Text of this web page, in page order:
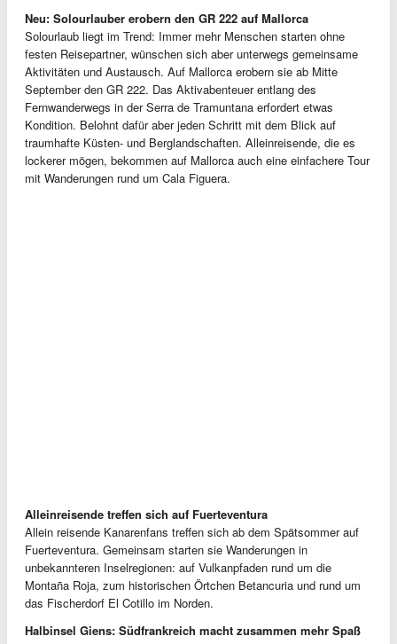
Neu: Solourlauber erobern den GR 222 auf Mallorca
Solourlaub liegt im Trend: Immer mehr Menschen starten ohne
festen Reisepartner, wünschen sich aber unterwegs gemeinsame
Aktivitäten und Austausch. Auf Mallorca erobern sie ab Mitte
September den GR 222. Das Aktivabenteuer entlang des
Fernwanderwegs in der Serra de Tramuntana erfordert etwas
Kondition. Belohnt dafür aber jeden Schritt mit dem Blick auf
traumhafte Küsten- und Berglandschaften. Alleinreisende, die es
lockerer mögen, bekommen auf Mallorca auch eine einfachere Tour
mit Wanderungen rund um Cala Figuera.
Alleinreisende treffen sich auf Fuerteventura
Allein reisende Kanarenfans treffen sich ab dem Spätsommer auf
Fuerteventura. Gemeinsam starten sie Wanderungen in
unbekannteren Inselregionen: auf Vulkanpfaden rund um die
Montaña Roja, zum historischen Örtchen Betancuria und rund um
das Fischerdorf El Cotillo im Norden.
Halbinsel Giens: Südfrankreich macht zusammen mehr Spaß